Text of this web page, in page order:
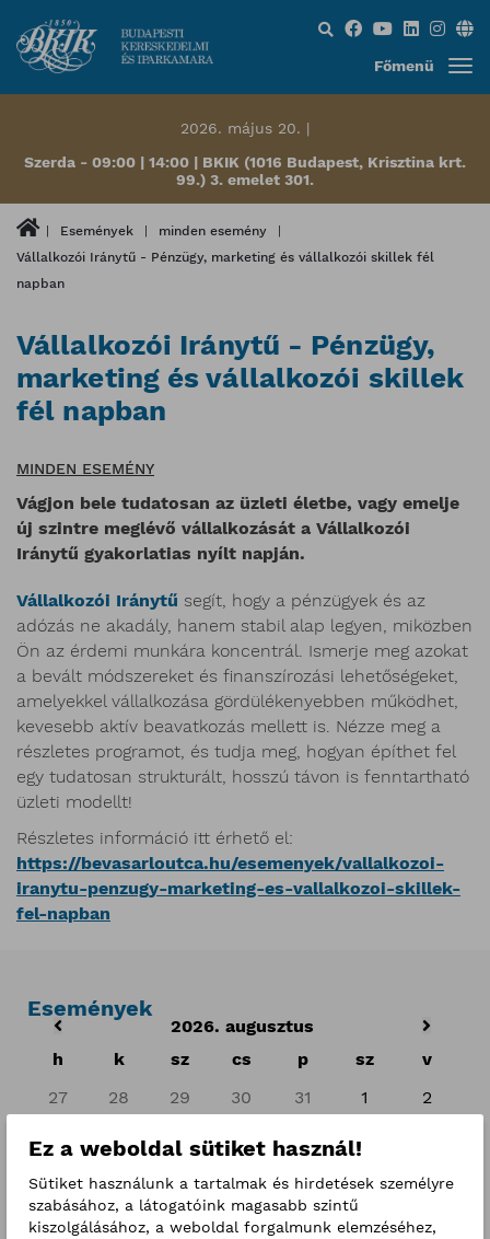
Keresés...
Főmenü
2026. május 20. |
Szerda - 09:00 | 14:00 | BKIK (1016 Budapest, Krisztina krt.
99.) 3. emelet 301.
Események
minden esemény
Vállalkozói Iránytű - Pénzügy, marketing és vállalkozói skillek fél
napban
Vállalkozói Iránytű - Pénzügy,
marketing és vállalkozói skillek
fél napban
MINDEN ESEMÉNY
Vágjon bele tudatosan az üzleti életbe, vagy emelje
új szintre meglévő vállalkozását a Vállalkozói
Iránytű gyakorlatias nyílt napján.
Vállalkozói Iránytű segít, hogy a pénzügyek és az
adózás ne akadály, hanem stabil alap legyen, miközben
Ön az érdemi munkára koncentrál. Ismerje meg azokat
a bevált módszereket és finanszírozási lehetőségeket,
amelyekkel vállalkozása gördülékenyebben működhet,
kevesebb aktív beavatkozás mellett is. Nézze meg a
részletes programot, és tudja meg, hogyan építhet fel
egy tudatosan strukturált, hosszú távon is fenntartható
üzleti modellt!
Részletes információ itt érhető el:
https://bevasarloutca.hu/esemenyek/vallalkozoi-
iranytu-penzugy-marketing-es-vallalkozoi-skillek-
fel-napban
Események
2026. augusztus
h
k sz cs p sz
v
27
28 29 30 31 1 2
3 4 5 6 7 8
10 11 12 13 14 15 16
17 18 19 20 21 22 23
Ez a weboldal sütiket használ!
Sütiket használunk a tartalmak és hirdetések személyre
szabásához, a látogatóink magasabb szintű
kiszolgálásához, a weboldal forgalmunk elemzéséhez,